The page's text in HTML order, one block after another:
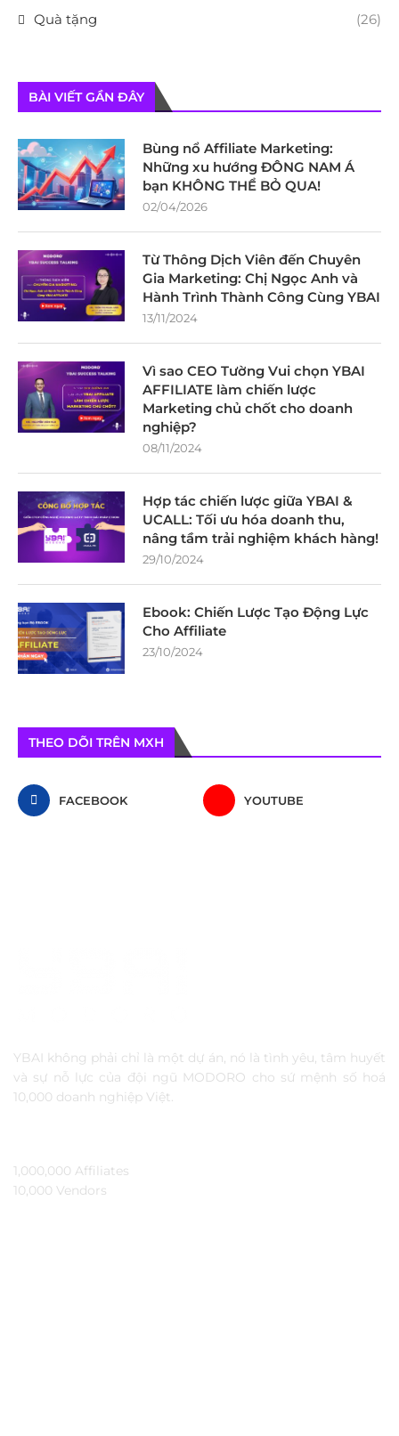
Quà tặng (26)
BÀI VIẾT GẦN ĐÂY
Bùng nổ Affiliate Marketing:
Những xu hướng ĐÔNG NAM Á
bạn KHÔNG THỂ BỎ QUA!
02/04/2026
Từ Thông Dịch Viên đến Chuyên
Gia Marketing: Chị Ngọc Anh và
Hành Trình Thành Công Cùng YBAI
13/11/2024
Vì sao CEO Tường Vui chọn YBAI
AFFILIATE làm chiến lược
Marketing chủ chốt cho doanh
nghiệp?
08/11/2024
Hợp tác chiến lược giữa YBAI &
UCALL: Tối ưu hóa doanh thu,
nâng tầm trải nghiệm khách hàng!
29/10/2024
Ebook: Chiến Lược Tạo Động Lực
Cho Affiliate
23/10/2024
THEO DÕI TRÊN MXH
FACEBOOK YOUTUBE
YBAI không phải chỉ là một dự án, nó là tình yêu, tâm huyết
và sự nỗ lực của đội ngũ MODORO cho sứ mệnh số hoá
10,000 doanh nghiệp Việt.
1,000,000 Affiliates​
10,000 Vendors​